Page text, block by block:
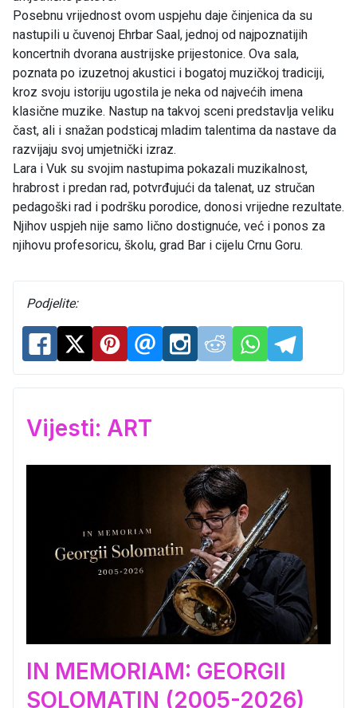
Posebnu vrijednost ovom uspjehu daje činjenica da su
nastupili u čuvenoj Ehrbar Saal, jednoj od najpoznatijih
koncertnih dvorana austrijske prijestonice. Ova sala,
poznata po izuzetnoj akustici i bogatoj muzičkoj tradiciji,
kroz svoju istoriju ugostila je neka od najvećih imena
klasične muzike. Nastup na takvoj sceni predstavlja veliku
čast, ali i snažan podsticaj mladim talentima da nastave da
razvijaju svoj umjetnički izraz.
Lara i Vuk su svojim nastupima pokazali muzikalnost,
hrabrost i predan rad, potvrđujući da talenat, uz stručan
pedagoški rad i podršku porodice, donosi vrijedne rezultate.
Njihov uspjeh nije samo lično dostignuće, već i ponos za
njihovu profesoricu, školu, grad Bar i cijelu Crnu Goru.
Podjelite:
Vijesti: ART
IN MEMORIAM: GEORGII
SOLOMATIN (2005-2026)